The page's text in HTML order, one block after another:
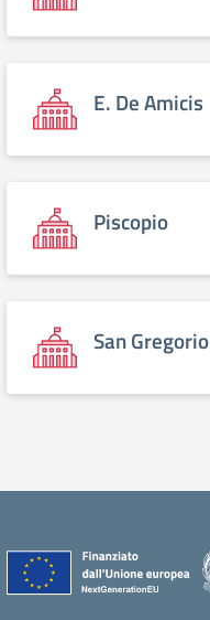
E. De Amicis
Piscopio
San Gregorio